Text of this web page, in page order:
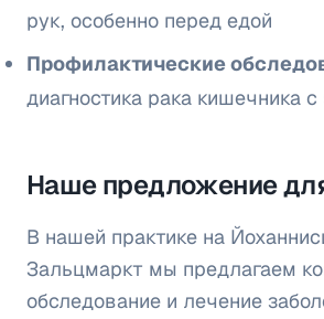
рук, особенно перед едой
Профилактические
диагностика рака кишечника
Наше предложение
В нашей практике на
Зальцмаркт мы предлагаем
обследование и лечение